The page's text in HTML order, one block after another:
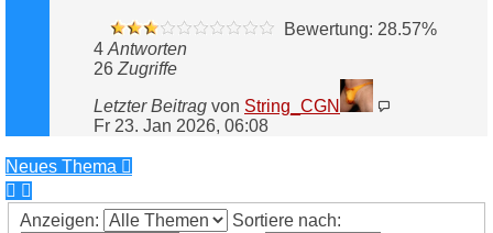
Bewertung: 28.57%
4 Antworten
26 Zugriffe
Letzter Beitrag von String_CGN
Fr 23. Jan 2026, 06:08
Neues Thema
Anzeigen:
Sortiere nach: